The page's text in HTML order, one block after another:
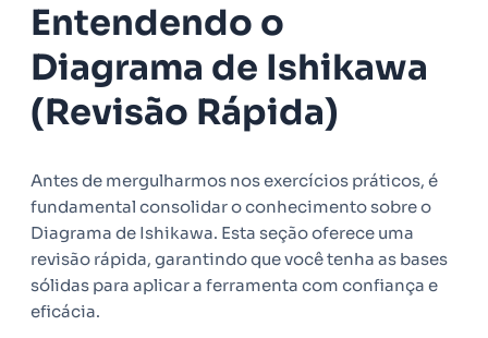
Entendendo o
Diagrama de Ishikawa
(Revisão Rápida)
Antes de mergulharmos nos exercícios práticos, é
fundamental consolidar o conhecimento sobre o
Diagrama de Ishikawa. Esta seção oferece uma
revisão rápida, garantindo que você tenha as bases
sólidas para aplicar a ferramenta com confiança e
eficácia.